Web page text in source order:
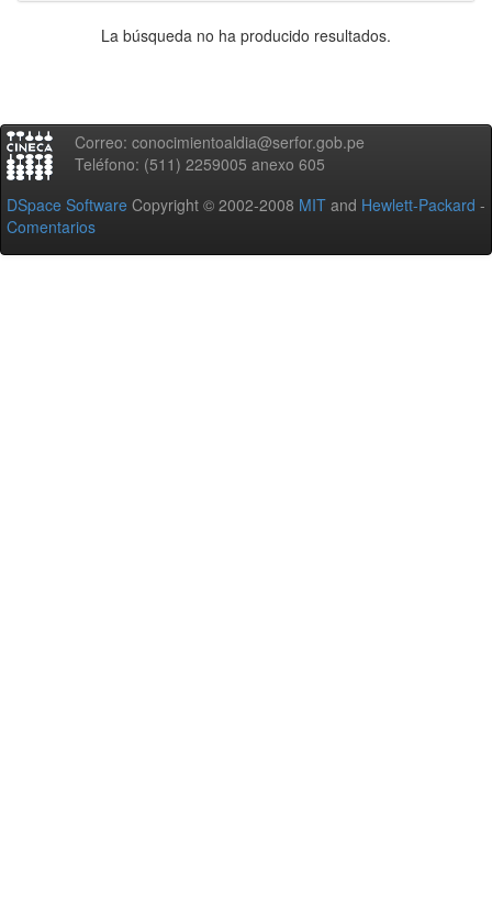
La búsqueda no ha producido resultados.
Correo: conocimientoaldia@serfor.gob.pe
Teléfono: (511) 2259005 anexo 605
DSpace Software Copyright © 2002-2008 MIT and Hewlett-Packard -
Comentarios